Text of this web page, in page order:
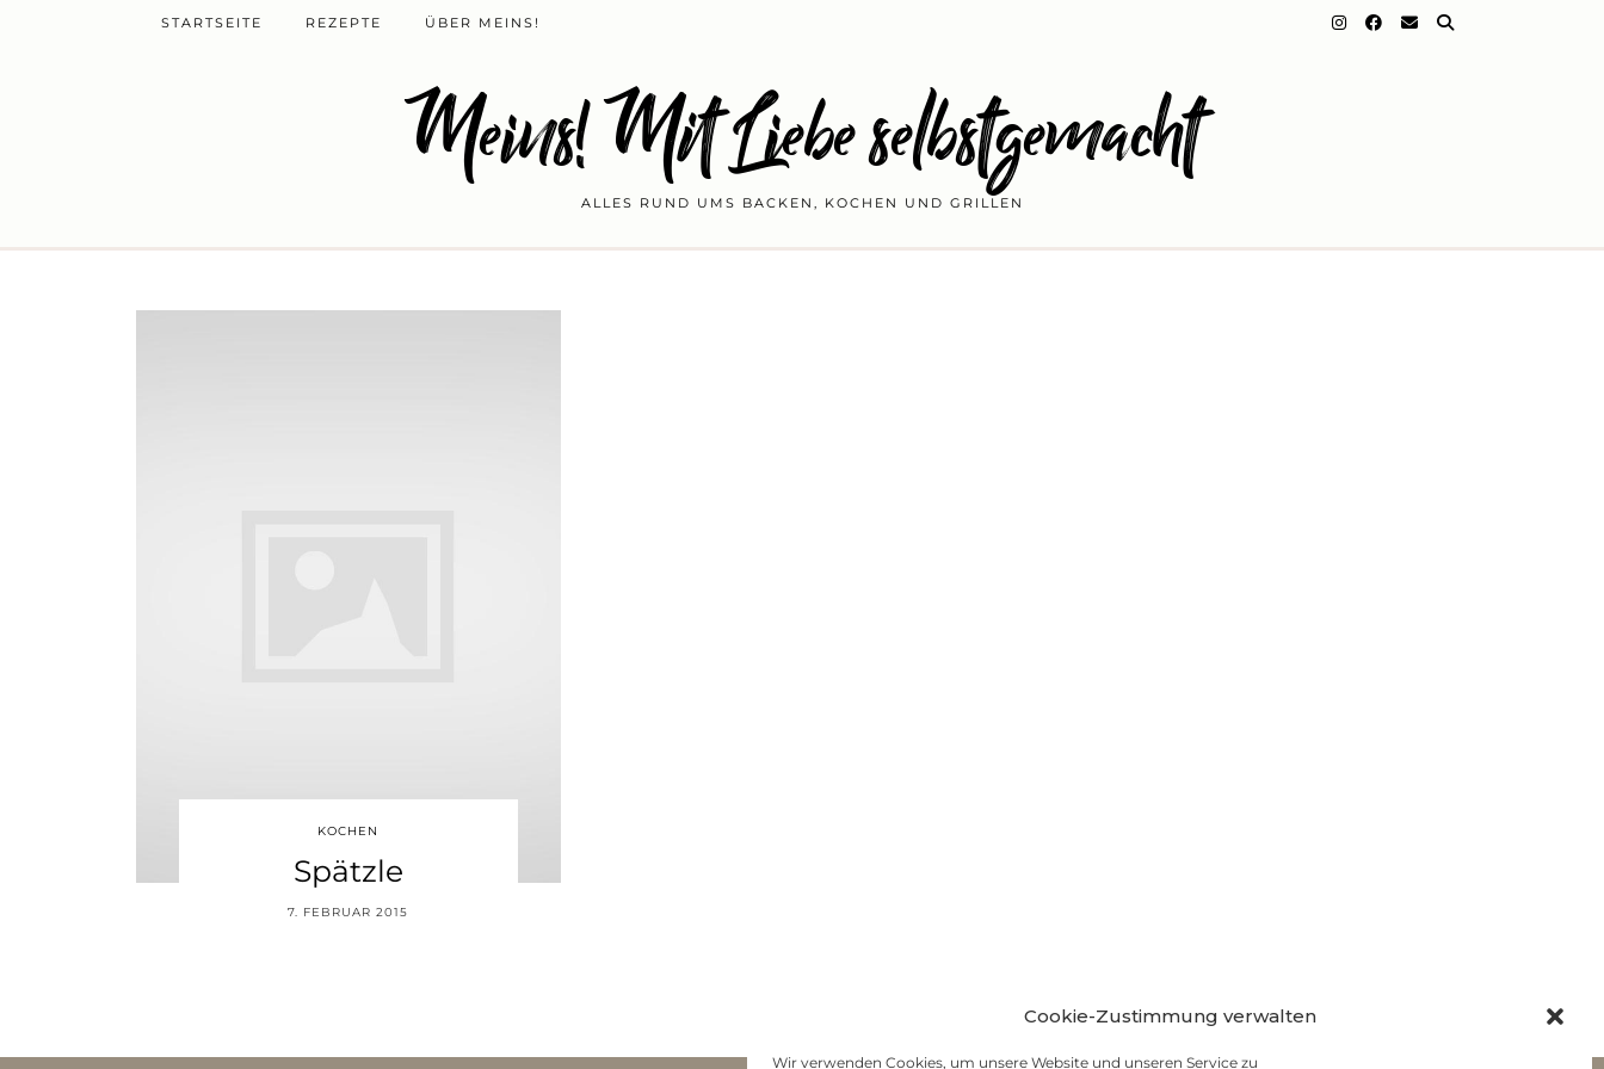
Cookie-Zustimmung verwalten
Wir verwenden Cookies, um unsere Website und unseren Service zu
Meins! Mit Liebe selbstgemacht
ALLES RUND UMS BACKEN, KOCHEN UND GRILLEN
STARTSEITE REZEPTE ÜBER MEINS!
KOCHEN
Spätzle
7. FEBRUAR 2015